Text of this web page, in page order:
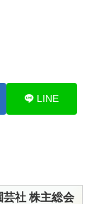
LINE
社 株主総会